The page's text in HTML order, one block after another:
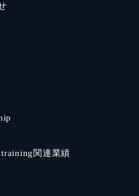
関連業績